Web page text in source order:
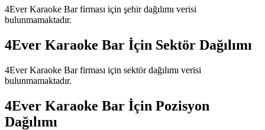
4Ever Karaoke Barfirması için şehir dağılımı verisi
bulunmamaktadır.
4Ever Karaoke Bar İçin Sektör Dağılımı
4Ever Karaoke Barfirması için sektör dağılımı verisi
bulunmamaktadır.
4Ever Karaoke Bar İçin Pozisyon
Dağılımı